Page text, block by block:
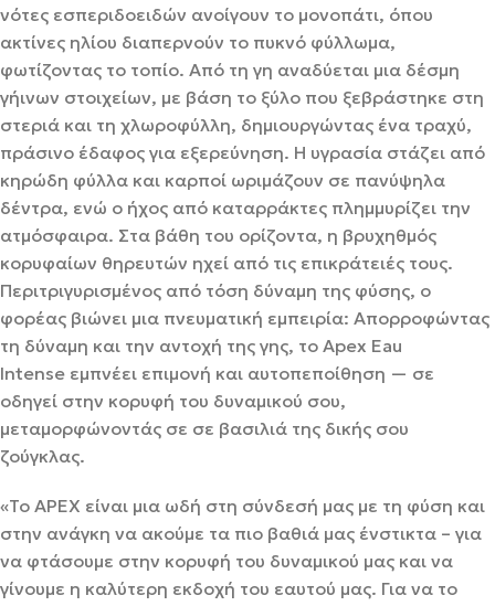
νότες εσπεριδοειδών ανοίγουν το μονοπάτι, όπου
ακτίνες ηλίου διαπερνούν το πυκνό φύλλωμα,
φωτίζοντας το τοπίο. Από τη γη αναδύεται μια δέσμη
γήινων στοιχείων, με βάση το ξύλο που ξεβράστηκε στη
στεριά και τη χλωροφύλλη, δημιουργώντας ένα τραχύ,
πράσινο έδαφος για εξερεύνηση. Η υγρασία στάζει από
κηρώδη φύλλα και καρποί ωριμάζουν σε πανύψηλα
δέντρα, ενώ ο ήχος από καταρράκτες πλημμυρίζει την
ατμόσφαιρα. Στα βάθη του ορίζοντα, η βρυχηθμός
κορυφαίων θηρευτών ηχεί από τις επικράτειές τους.
Περιτριγυρισμένος από τόση δύναμη της φύσης, ο
φορέας βιώνει μια πνευματική εμπειρία: Απορροφώντας
τη δύναμη και την αντοχή της γης, το Apex Eau
Intense εμπνέει επιμονή και αυτοπεποίθηση — σε
οδηγεί στην κορυφή του δυναμικού σου,
μεταμορφώνοντάς σε σε βασιλιά της δικής σου
ζούγκλας.
«Το APEX είναι μια ωδή στη σύνδεσή μας με τη φύση και
στην ανάγκη να ακούμε τα πιο βαθιά μας ένστικτα – για
να φτάσουμε στην κορυφή του δυναμικού μας και να
γίνουμε η καλύτερη εκδοχή του εαυτού μας. Για να το